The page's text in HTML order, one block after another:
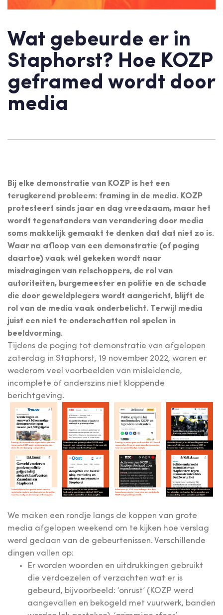
Wat gebeurde er in
Staphorst? Hoe KOZP
geframed wordt door
media
Bij elke demonstratie van KOZP is het een
terugkerend probleem: framing in de media. KOZP
protesteert sinds jaar en dag vreedzaam, maar het
wordt tegenstanders van verandering door media
soms makkelijk gemaakt te denken dat dat niet zo is.
Waar na afloop van een demonstratie (of poging
daartoe) vaak wél gekeken wordt naar
misdragingen van relschoppers, de rol van
autoriteiten, burgemeester en politie en de schade
die door geweldplegers wordt aangericht, blijft de
rol van de media vaak onderbelicht. Terwijl media
juist een niet te onderschatten rol spelen in
beeldvorming.
Tijdens de poging tot demonstratie van afgelopen
zaterdag in Staphorst, 19 november 2022, waren er
wederom veel voorbeelden van misleidende,
incomplete of anderszins niet kloppende
berichtgeving.
We maken een rondje langs de koppen van grote
media afgelopen weekend om te kijken hoe verslag
werd gedaan van de gebeurtenissen. Verschillende
dingen vallen op:
Er worden woorden en uitdrukkingen gebruikt
die verdoezelen of verzachten wat er is
gebeurd, bijvoorbeeld: ‘onrust’ (KOZP werd
aangevallen en bekogeld met vuurwerk, banden